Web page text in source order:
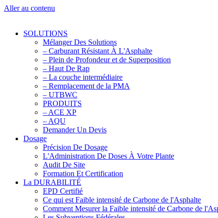
Aller au contenu
SOLUTIONS
Mélanger Des Solutions
– Carburant Résistant À L'Asphalte
– Plein de Profondeur et de Superposition
– Haut De Rap
– La couche intermédiaire
– Remplacement de la PMA
– UTBWC
PRODUITS
– ACE XP
– AQU
Demander Un Devis
Dosage
Précision De Dosage
L'Administration De Doses À Votre Plante
Audit De Site
Formation Et Certification
La DURABILITÉ
EPD Certifié
Ce qui est Faible intensité de Carbone de l'Asphalte
Comment Mesurer la Faible intensité de Carbone de